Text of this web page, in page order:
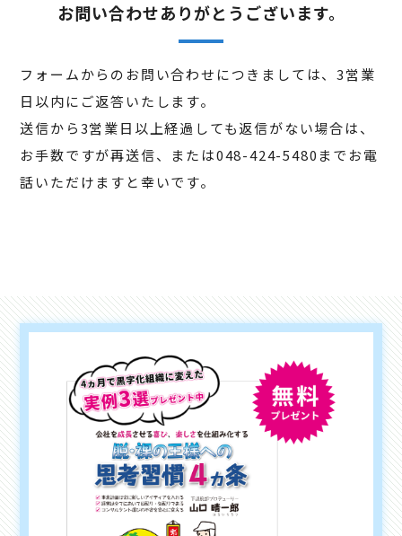
お問い合わせありがとうございます。
フォームからのお問い合わせにつきましては、3営業
日以内にご返答いたします。
送信から3営業日以上経過しても返信がない場合は、
お手数ですが再送信、または048-424-5480までお電
話いただけますと幸いです。